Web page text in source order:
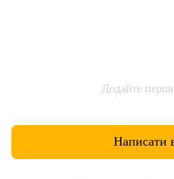
Додайте
Написати